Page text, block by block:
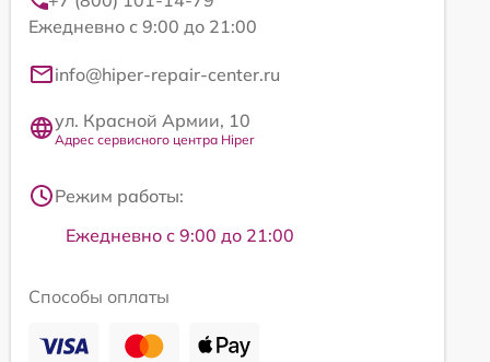
Ежедневно с 9:00 до 21:00
info@hiper-repair-center.ru
ул. Красной Армии, 10
Адрес сервисного центра Hiper
Режим работы:
Ежедневно с 9:00 до 21:00
Способы оплаты